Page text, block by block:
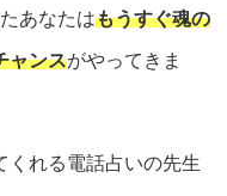
あなたはもうすぐ魂の
ャンスがやってきま
くれる電話占いの先生